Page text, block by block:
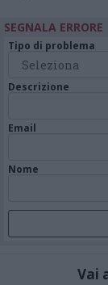
SEGNALA ERRORE
Tipo di problema
Descrizione
Email
Nome
Vai